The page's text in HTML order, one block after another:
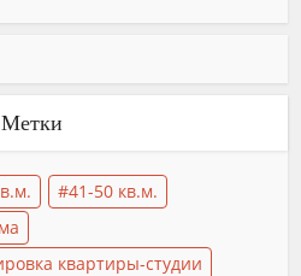
Метки
41-50 кв.м.
квартиры-студии